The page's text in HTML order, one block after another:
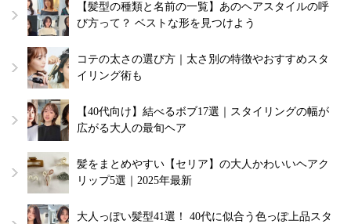
【髪型の種類と名前の一覧】あのヘアスタイルの呼
び方って？ ベストな形を見つけよう
コテの太さの選び方｜太さ別の特徴やおすすめスタ
イリング術も
【40代向け】結べるボブ17選｜スタイリングの幅が
広がる大人の最旬ヘア
髪をまとめやすい【セリア】の大人かわいいヘアク
リップ5選｜2025年最新
大人っぽい髪型41選！ 40代に似合う色っぽ上品スタ